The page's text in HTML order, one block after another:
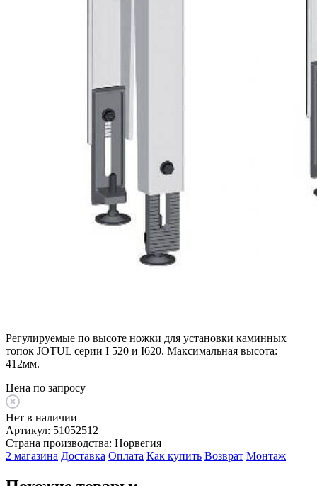
Регулируемые по высоте ножки для установки каминных
топок JOTUL серии I 520 и I620. Максимальная высота:
412мм.
Цена по запросу
Нет в наличии
Артикул: 51052512
Страна производства: Норвегия
2 магазина Доставка Оплата Как купить Возврат Монтаж